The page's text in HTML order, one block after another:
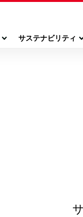
サステナビリティ